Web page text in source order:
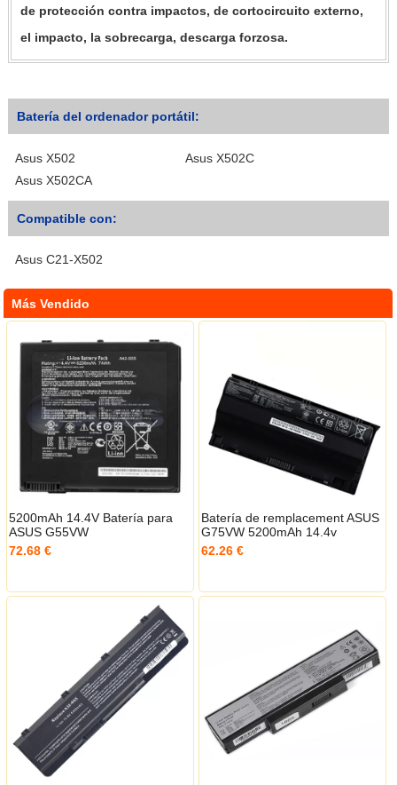
de protección contra impactos, de cortocircuito externo,
el impacto, la sobrecarga, descarga forzosa.
Batería del ordenador portátil:
Asus X502
Asus X502C
Asus X502CA
Compatible con:
Asus C21-X502
Más Vendido
5200mAh 14.4V Batería para
ASUS G55VW
72.68 €
Batería de remplacement ASUS
G75VW 5200mAh 14.4v
62.26 €